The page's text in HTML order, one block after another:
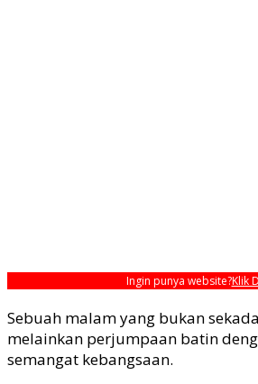
Ingin punya website?Klik
Sebuah malam yang bukan
melainkan perjumpaan batin
semangat kebangsaan.